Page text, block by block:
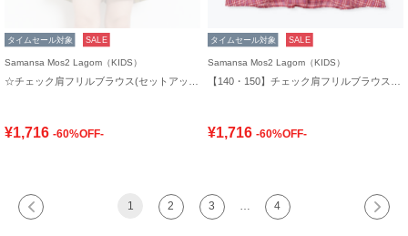
タイムセール対象 SALE
Samansa Mos2 Lagom（KIDS）
¥1,716 -60%OFF-
タイムセール対象 SALE
Samansa Mos2 Lagom（KIDS）
¥1,716 -60%OFF-
1 2 3 4